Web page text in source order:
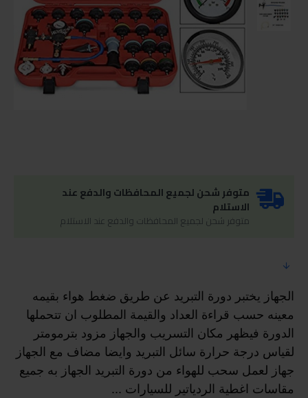
متوفر شحن لجميع المحافظات والدفع عند
الاستلام
متوفر شحن لجميع المحافظات والدفع عند الاستلام
الجهاز يختبر دورة التبريد عن طريق ضغط هواء بقيمه
معينه حسب قراءة العداد والقيمة المطلوب ان تتحملها
الدورة فيظهر مكان التسريب والجهاز مزود بترمومتر
لقياس درجة حرارة سائل التبريد وايضا مضاف مع الجهاز
جهاز لعمل سحب للهواء من دورة التبريد الجهاز به جميع
مقاسات اغطية الردياتير للسيارات ...